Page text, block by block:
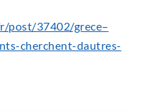
post/37402/grece–
cherchent-dautres-